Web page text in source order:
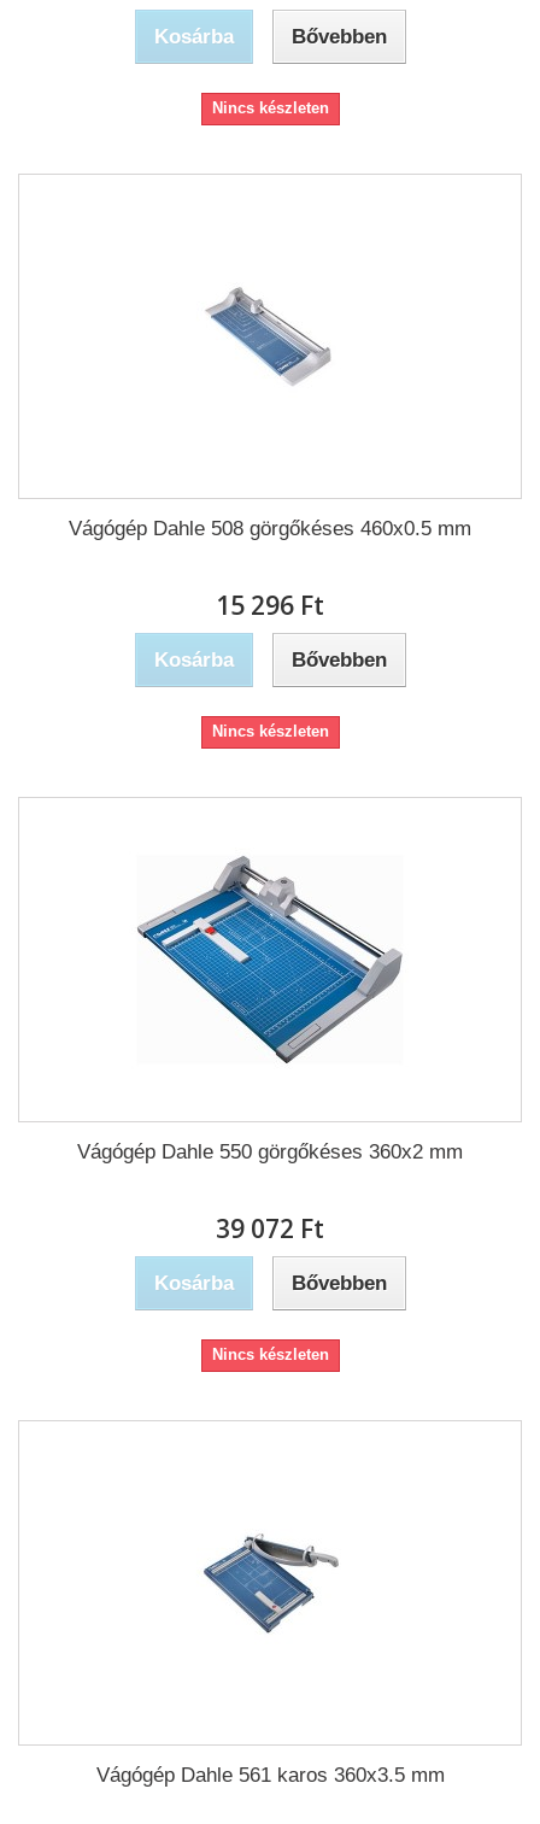
Kosárba Bővebben
Nincs készleten
Vágógép Dahle 508 görgőkéses 460x0.5 mm
15 296 Ft‎
Kosárba Bővebben
Nincs készleten
Vágógép Dahle 550 görgőkéses 360x2 mm
39 072 Ft‎
Kosárba Bővebben
Nincs készleten
Vágógép Dahle 561 karos 360x3.5 mm